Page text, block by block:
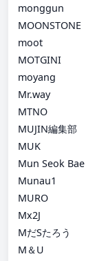
monggun
MOONSTONE
moot
MOTGINI
moyang
Mr.way
MTNO
MUJIN編集部
MUK
Mun Seok Bae
Munau1
MURO
Mx2J
MだSたろう
M＆U